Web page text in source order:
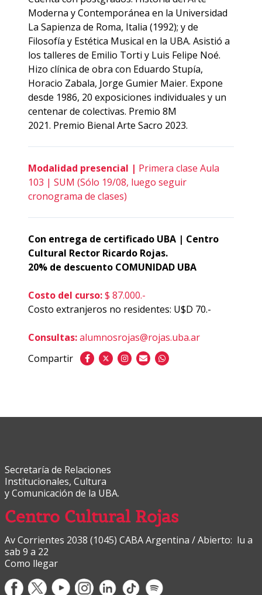
Moderna y Contemporánea en la Universidad
La Sapienza de Roma, Italia (1992); y de
Filosofía y Estética Musical en la UBA. Asistió a
los talleres de Emilio Torti y Luis Felipe Noé.
Hizo clínica de obra con Eduardo Stupía,
Horacio Zabala, Jorge Gumier Maier. Expone
desde 1986, 20 exposiciones individuales y un
centenar de colectivas. Premio 8M
2021. Premio Bienal Arte Sacro 2023.
Modalidad presencial | Primera clase Aula
103 | SUM (Sólo 19/08, luego seguir
cronograma de clases)
Con entrega de certificado UBA | Centro
Cultural Rector Ricardo Rojas.
20% de descuento COMUNIDAD UBA
Costo del curso:$ 87.000.-
Costo extranjeros no residentes: U$D 70.-
Consultas:alumnosrojas@rojas.uba.ar
Compartir
Secretaría de Relaciones
Institucionales, Cultura
y Comunicación de la UBA.
Centro Cultural Rojas
Av Corrientes 2038 (1045) CABA Argentina / Abierto: lu a
sab 9 a 22
Como llegar